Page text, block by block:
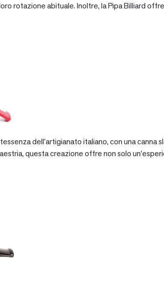
rotazione abituale. Inoltre, la Pipa Billiard
dell’artigianato italiano, con una
questa creazione offre non solo